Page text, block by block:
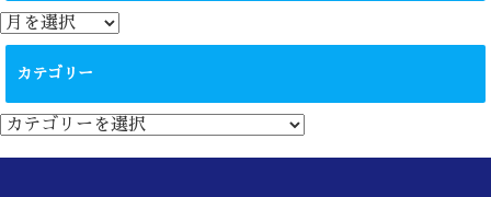
ア
ー
カテゴリー
カ
テ
ゴ